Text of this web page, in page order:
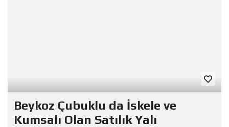
Beykoz Çubuklu da İskele ve
Kumsalı Olan Satılık Yalı